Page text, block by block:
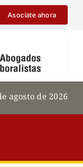
Asociate ahora
agosto de 2026